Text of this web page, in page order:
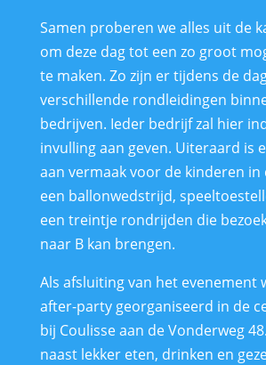
Samen proberen we alles uit de
om deze dag tot een zo groot
te maken. Zo zijn er tijdens de
verschillende rondleidingen
bedrijven. Ieder bedrijf zal hier
invulling aan geven. Uiteraard is
aan vermaak voor de kinderen in
een ballonwedstrijd,
een treintje rondrijden die
naar B kan brengen.
Als afsluiting van het evenement
after-party georganiseerd in de
bij Coulisse aan de Vonderweg
naast lekker eten, drinken en